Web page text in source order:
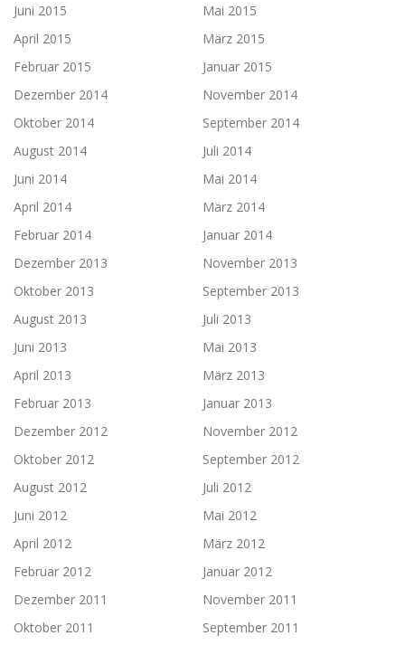
Juni 2015
Mai 2015
April 2015
März 2015
Februar 2015
Januar 2015
Dezember 2014
November 2014
Oktober 2014
September 2014
August 2014
Juli 2014
Juni 2014
Mai 2014
April 2014
März 2014
Februar 2014
Januar 2014
Dezember 2013
November 2013
Oktober 2013
September 2013
August 2013
Juli 2013
Juni 2013
Mai 2013
April 2013
März 2013
Februar 2013
Januar 2013
Dezember 2012
November 2012
Oktober 2012
September 2012
August 2012
Juli 2012
Juni 2012
Mai 2012
April 2012
März 2012
Februar 2012
Januar 2012
Dezember 2011
November 2011
Oktober 2011
September 2011